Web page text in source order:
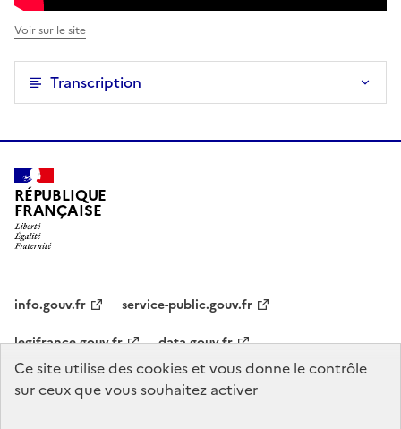
Ce site utilise des cookies et vous donne le contrôle
sur ceux que vous souhaitez activer
Voir sur le site
Transcription
RÉPUBLIQUE
FRANÇAISE
info.gouv.fr
service-public.gouv.fr
legifrance.gouv.fr
data.gouv.fr
Statistiques CGU Mentions légales
Politique de confidentialité